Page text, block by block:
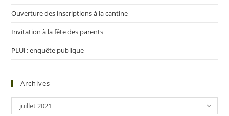
Ouverture des inscriptions à la cantine
Invitation à la fête des parents
PLUi : enquête publique
Archives
juillet 2021